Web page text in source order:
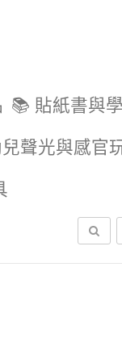
📚 貼紙書與
兒聲光與感官
搜尋